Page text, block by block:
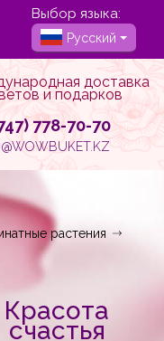
Выбор языка:
Русский
доставка
и подарков
778-70-70
растения
Красота
счастья